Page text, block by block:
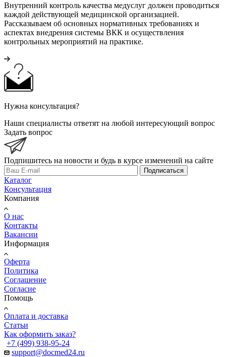
Внутренний контроль качества медуслуг должен проводиться
каждой действующей медицинской организацией.
Рассказываем об основных нормативных требованиях и
аспектах внедрения системы ВКК и осуществления
контрольных мероприятий на практике.
Нужна консультация?
Наши специалисты ответят на любой интересующий вопрос
Задать вопрос
Подпишитесь на новости и будь в курсе изменений на сайте
Подписаться
Каталог
Консультация
Компания
О нас
Контакты
Вакансии
Информация
Оферта
Политика
Соглашение
Согласие
Помощь
Оплата и доставка
Статьи
Как оформить заказ?
+7 (499) 938-95-24
support@docmed24.ru